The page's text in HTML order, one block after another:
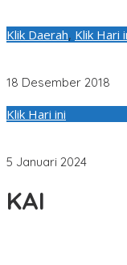
Klik Daerah, Klik Hari
18 Desember 2018
Klik Hari ini
5 Januari 2024
KAI